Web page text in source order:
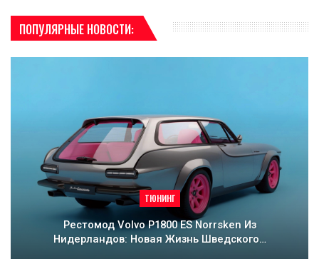
ПОПУЛЯРНЫЕ НОВОСТИ:
ТЮНИНГ
Рестомод Volvo P1800 ES Norrsken Из
Нидерландов: Новая Жизнь Шведского…